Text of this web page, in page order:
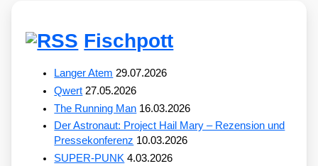
Fischpott
Langer Atem 29.07.2026
Qwert 27.05.2026
The Running Man 16.03.2026
Der Astronaut: Project Hail Mary – Rezension und
Pressekonferenz 10.03.2026
SUPER-PUNK 4.03.2026